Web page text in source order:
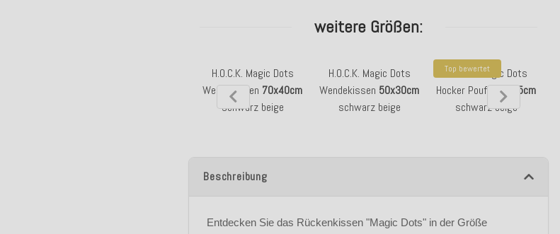
weitere Größen:
H.O.C.K. Magic Dots
Wendekissen 70x40cm
schwarz beige
H.O.C.K. Magic Dots
Wendekissen 50x30cm
schwarz beige
Top bewertet
H.O.C.K. Magic Dots
Hocker PoufØ45x45cm
schwarz beige
Beschreibung
Entdecken Sie das Rückenkissen "Magic Dots" in der Größe